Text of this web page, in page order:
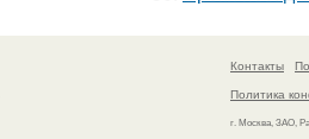
Контакты
Политика
г. Москва, ЗАО,